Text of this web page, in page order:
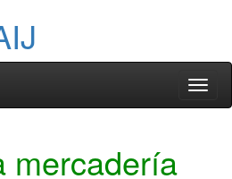
mercadería